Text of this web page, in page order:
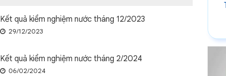
Kết quả kiểm nghiệm nước tháng 12/2023
29/12/2023
Kết quả kiểm nghiệm nước tháng 2/2024
06/02/2024